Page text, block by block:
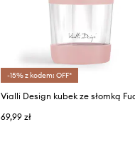
-15% z kodem: OFF*
69,99 zł